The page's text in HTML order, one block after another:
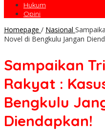
Hukum
Opini
Homepage / Nasional
Novel di Bengkulu Jangan
Sampaikan
Rakyat :
Bengkulu
Diendapkan!